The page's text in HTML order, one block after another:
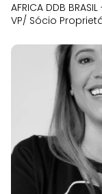
AFRICA DDB
VP/ Sócio